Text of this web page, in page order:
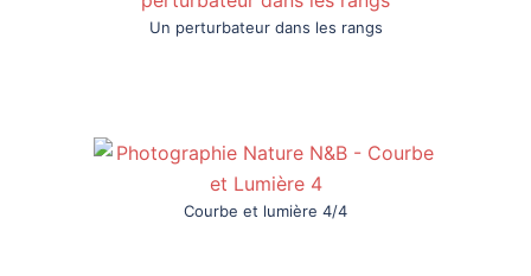
Un perturbateur dans les rangs
Courbe et lumière 4/4